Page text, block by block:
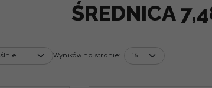
ŚREDNICA
Wyników na stronie: